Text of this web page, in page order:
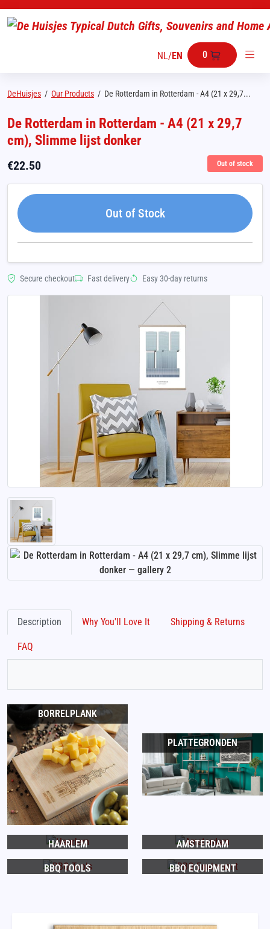
NL/EN 0
DeHuisjes / Our Products / De Rotterdam in Rotterdam - A4 (21 x 29,7...
De Rotterdam in Rotterdam - A4 (21 x 29,7
cm), Slimme lijst donker
€22.50 Out of stock
Out of Stock
Secure checkout Fast delivery Easy 30-day returns
Description Why You'll Love It Shipping & Returns
FAQ
BORRELPLANK
PLATTEGRONDEN
HAARLEM AMSTERDAM
BBQ TOOLS BBQ EQUIPMENT